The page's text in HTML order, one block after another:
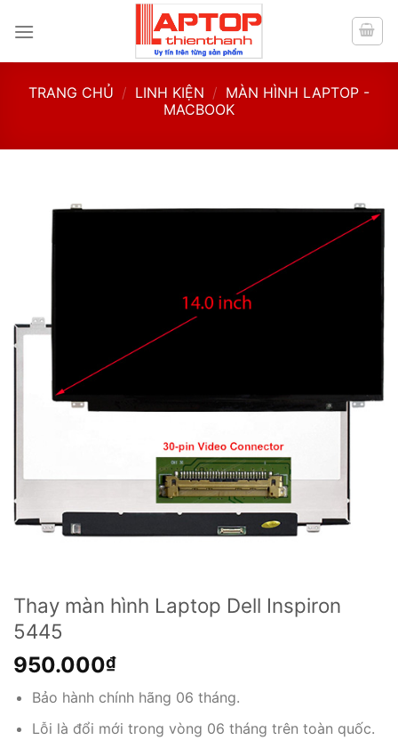
TRANG CHỦ / LINH KIỆN / MÀN HÌNH LAPTOP -
MACBOOK
Thay màn hình Laptop Dell Inspiron
5445
950.000₫
Bảo hành chính hãng 06 tháng.
Lỗi là đổi mới trong vòng 06 tháng trên toàn quốc.